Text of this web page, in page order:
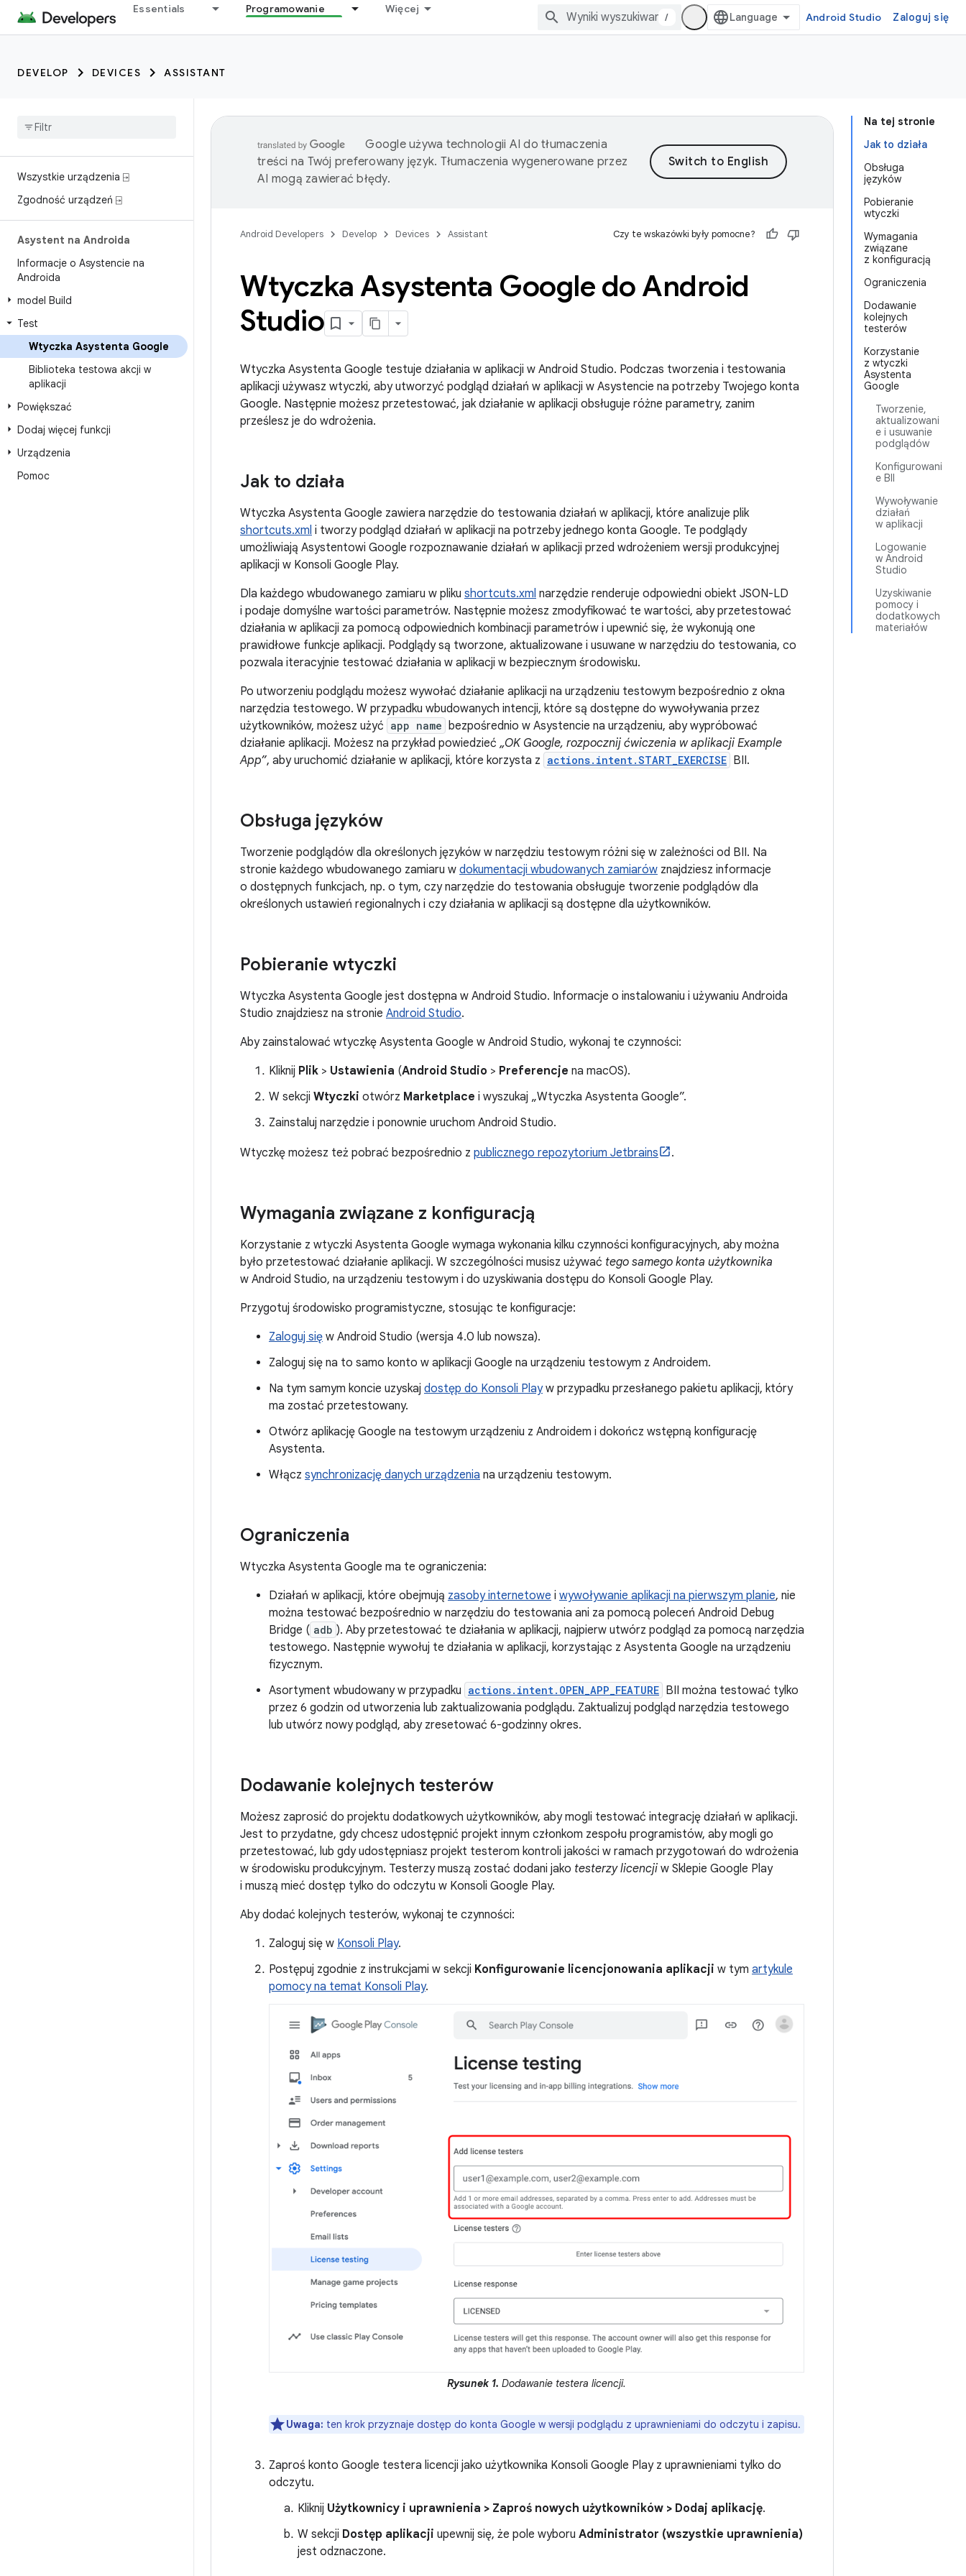
Essentials Programowanie Więcej
/ Android Studio Zaloguj się
DEVELOP DEVICES ASSISTANT
Wszystkie urządzenia ⍈
Zgodność urządzeń ⍈
Asystent na Androida
Informacje o Asystencie na
Androida
model Build
Test
Wtyczka Asystenta Google
Biblioteka testowa akcji w
aplikacji
Powiększać
Dodaj więcej funkcji
Urządzenia
Pomoc
Na tej stronie
Jak to działa
Obsługa
języków
Pobieranie
wtyczki
Wymagania
związane
z konfiguracją
Ograniczenia
Dodawanie
kolejnych
testerów
Korzystanie
z wtyczki
Asystenta
Google
Tworzenie,
aktualizowani
e i usuwanie
podglądów
Konfigurowani
e BII
Wywoływanie
działań
w aplikacji
Logowanie
w Android
Studio
Uzyskiwanie
pomocy i
dodatkowych
materiałów
Google używa technologii AI do tłumaczenia
treści na Twój preferowany język. Tłumaczenia wygenerowane przez
AI mogą zawierać błędy.
Android Developers Develop Devices Assistant Czy te wskazówki były pomocne?
Wtyczka Asystenta Google do Android
Studio
Wtyczka Asystenta Google testuje działania w aplikacji w Android Studio. Podczas tworzenia i testowania
aplikacji używasz wtyczki, aby utworzyć podgląd działań w aplikacji w Asystencie na potrzeby Twojego konta
Google. Następnie możesz przetestować, jak działanie w aplikacji obsługuje różne parametry, zanim
prześlesz je do wdrożenia.
Jak to działa
Wtyczka Asystenta Google zawiera narzędzie do testowania działań w aplikacji, które analizuje plik
shortcuts.xml i tworzy podgląd działań w aplikacji na potrzeby jednego konta Google. Te podglądy
umożliwiają Asystentowi Google rozpoznawanie działań w aplikacji przed wdrożeniem wersji produkcyjnej
aplikacji w Konsoli Google Play.
Dla każdego wbudowanego zamiaru w pliku shortcuts.xml narzędzie renderuje odpowiedni obiekt JSON-LD
i podaje domyślne wartości parametrów. Następnie możesz zmodyfikować te wartości, aby przetestować
działania w aplikacji za pomocą odpowiednich kombinacji parametrów i upewnić się, że wykonują one
prawidłowe funkcje aplikacji. Podglądy są tworzone, aktualizowane i usuwane w narzędziu do testowania, co
pozwala iteracyjnie testować działania w aplikacji w bezpiecznym środowisku.
Po utworzeniu podglądu możesz wywołać działanie aplikacji na urządzeniu testowym bezpośrednio z okna
narzędzia testowego. W przypadku wbudowanych intencji, które są dostępne do wywoływania przez
użytkowników, możesz użyć app name bezpośrednio w Asystencie na urządzeniu, aby wypróbować
działanie aplikacji. Możesz na przykład powiedzieć „OK Google, rozpocznij ćwiczenia w aplikacji Example
App”, aby uruchomić działanie w aplikacji, które korzysta z actions.intent.START_EXERCISE BII.
Obsługa języków
Tworzenie podglądów dla określonych języków w narzędziu testowym różni się w zależności od BII. Na
stronie każdego wbudowanego zamiaru w dokumentacji wbudowanych zamiarów znajdziesz informacje
o dostępnych funkcjach, np. o tym, czy narzędzie do testowania obsługuje tworzenie podglądów dla
określonych ustawień regionalnych i czy działania w aplikacji są dostępne dla użytkowników.
Pobieranie wtyczki
Wtyczka Asystenta Google jest dostępna w Android Studio. Informacje o instalowaniu i używaniu Androida
Studio znajdziesz na stronie Android Studio.
Aby zainstalować wtyczkę Asystenta Google w Android Studio, wykonaj te czynności:
Kliknij Plik > Ustawienia (Android Studio > Preferencje na macOS).
W sekcji Wtyczki otwórz Marketplace i wyszukaj „Wtyczka Asystenta Google”.
Zainstaluj narzędzie i ponownie uruchom Android Studio.
Wtyczkę możesz też pobrać bezpośrednio z publicznego repozytorium Jetbrains .
Wymagania związane z konfiguracją
Korzystanie z wtyczki Asystenta Google wymaga wykonania kilku czynności konfiguracyjnych, aby można
było przetestować działanie aplikacji. W szczególności musisz używać tego samego konta użytkownika
w Android Studio, na urządzeniu testowym i do uzyskiwania dostępu do Konsoli Google Play.
Przygotuj środowisko programistyczne, stosując te konfiguracje:
Zaloguj się w Android Studio (wersja 4.0 lub nowsza).
Zaloguj się na to samo konto w aplikacji Google na urządzeniu testowym z Androidem.
Na tym samym koncie uzyskaj dostęp do Konsoli Playw przypadku przesłanego pakietu aplikacji, który
ma zostać przetestowany.
Otwórz aplikację Google na testowym urządzeniu z Androidem i dokończ wstępną konfigurację
Asystenta.
Włącz synchronizację danych urządzenia na urządzeniu testowym.
Ograniczenia
Wtyczka Asystenta Google ma te ograniczenia:
Działań w aplikacji, które obejmują zasoby internetowe i wywoływanie aplikacji na pierwszym planie, nie
można testować bezpośrednio w narzędziu do testowania ani za pomocą poleceń Android Debug
Bridge ( adb ). Aby przetestować te działania w aplikacji, najpierw utwórz podgląd za pomocą narzędzia
testowego. Następnie wywołuj te działania w aplikacji, korzystając z Asystenta Google na urządzeniu
fizycznym.
Asortyment wbudowany w przypadku actions.intent.OPEN_APP_FEATURE BII można testować tylko
przez 6 godzin od utworzenia lub zaktualizowania podglądu. Zaktualizuj podgląd narzędzia testowego
lub utwórz nowy podgląd, aby zresetować 6-godzinny okres.
Dodawanie kolejnych testerów
Możesz zaprosić do projektu dodatkowych użytkowników, aby mogli testować integrację działań w aplikacji.
Jest to przydatne, gdy chcesz udostępnić projekt innym członkom zespołu programistów, aby mogli go
przetestować, lub gdy udostępniasz projekt testerom kontroli jakości w ramach przygotowań do wdrożenia
w środowisku produkcyjnym. Testerzy muszą zostać dodani jako testerzy licencji w Sklepie Google Play
i muszą mieć dostęp tylko do odczytu w Konsoli Google Play.
Aby dodać kolejnych testerów, wykonaj te czynności:
Zaloguj się w Konsoli Play.
Postępuj zgodnie z instrukcjami w sekcji Konfigurowanie licencjonowania aplikacji w tym artykule
pomocy na temat Konsoli Play.
Rysunek 1. Dodawanie testera licencji.
Uwaga: ten krok przyznaje dostęp do konta Google w wersji podglądu z uprawnieniami do odczytu i zapisu.
Zaproś konto Google testera licencji jako użytkownika Konsoli Google Play z uprawnieniami tylko do
odczytu.
Kliknij Użytkownicy i uprawnienia > Zaproś nowych użytkowników > Dodaj aplikację.
W sekcji Dostęp aplikacji upewnij się, że pole wyboru Administrator (wszystkie uprawnienia)
jest odznaczone.